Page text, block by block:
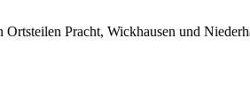
Pracht, Wickhausen und